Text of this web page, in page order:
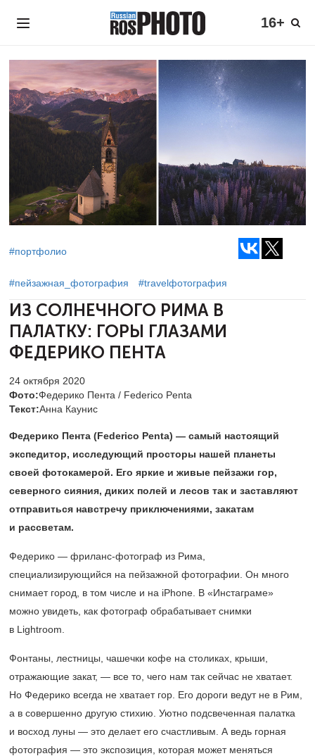
16+
#портфолио
#пейзажная_фотография #travelфотография
ИЗ СОЛНЕЧНОГО РИМА В
ПАЛАТКУ: ГОРЫ ГЛАЗАМИ
ФЕДЕРИКО ПЕНТА
24 октября 2020
Фото:Федерико Пента / Federico Penta
Текст:Анна Каунис
Федерико Пента (Federico Penta) — самый настоящий
экспедитор, исследующий просторы нашей планеты
своей фотокамерой. Его яркие и живые пейзажи гор,
северного сияния, диких полей и лесов так и заставляют
отправиться навстречу приключениями, закатам
и рассветам.
Федерико — фриланс-фотограф из Рима,
специализирующийся на пейзажной фотографии. Он много
снимает город, в том числе и на iPhone. В «Инстаграме»
можно увидеть, как фотограф обрабатывает снимки
в Lightroom.
Фонтаны, лестницы, чашечки кофе на столиках, крыши,
отражающие закат, — все то, чего нам так сейчас не хватает.
Но Федерико всегда не хватает гор. Его дороги ведут не в Рим,
а в совершенно другую стихию. Уютно подсвеченная палатка
и восход луны — это делает его счастливым. А ведь горная
фотография — это экспозиция, которая может меняться